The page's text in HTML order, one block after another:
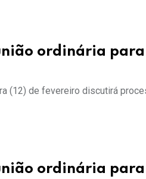
ordinária
(12) de fevereiro discutirá
ordinária